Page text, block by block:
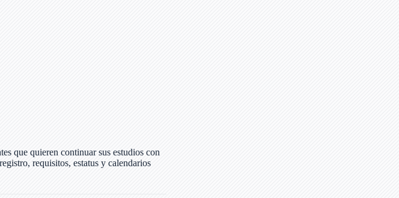
que quieren continuar sus estudios con
requisitos, estatus y calendarios